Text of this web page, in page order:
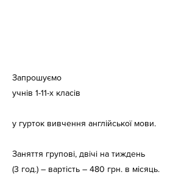
Запрошуємо
учнів 1-11-х класів
у гурток вивчення англійської мови.
Заняття групові, двічі на тиждень
(3 год.) – вартість – 480 грн. в місяць.